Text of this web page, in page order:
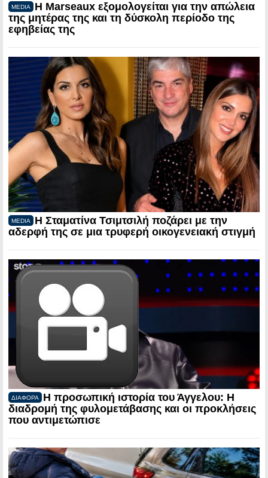
MEDIA
Η Marseaux εξομολογείται για την απώλεια
της μητέρας της και τη δύσκολη περίοδο της
εφηβείας της
MEDIA
Η Σταματίνα Τσιμτσιλή ποζάρει με την
αδερφή της σε μια τρυφερή οικογενειακή στιγμή
ΔΙΑΦΟΡΑ
Η προσωπική ιστορία του Άγγελου: Η
διαδρομή της φυλομετάβασης και οι προκλήσεις
που αντιμετώπισε